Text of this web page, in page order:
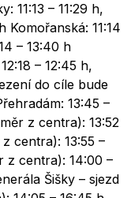
11:13 – 11:29 h,
Komořanská: 11:14
– 13:40 h
– 12:45 h,
do cíle bude
13:45 –
z centra): 13:52
centra): 13:55 –
z centra): 14:00 –
Šišky – sjezd